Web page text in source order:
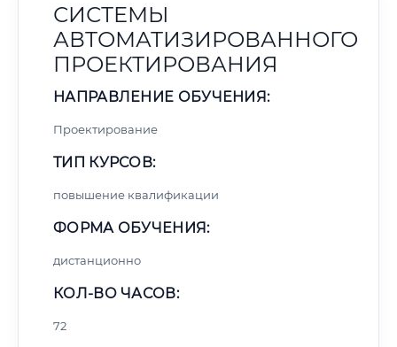
СИСТЕМЫ
АВТОМАТИЗИРОВАННОГО
ПРОЕКТИРОВАНИЯ
НАПРАВЛЕНИЕ ОБУЧЕНИЯ:
Проектирование
ТИП КУРСОВ:
повышение квалификации
ФОРМА ОБУЧЕНИЯ:
дистанционно
КОЛ-ВО ЧАСОВ:
72